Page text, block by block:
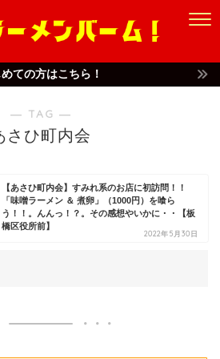
ての方はこちら！
― TAG ―
さひ町内会
【あさひ町内会】すみれ系のお店に初訪問！！
「味噌ラーメン ＆ 煮卵」（1000円）を喰ら
う！！。んんっ！？。その感想やいかに・・【板
橋区役所前】
2022年5月30日